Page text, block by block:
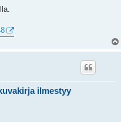
ilmestyy